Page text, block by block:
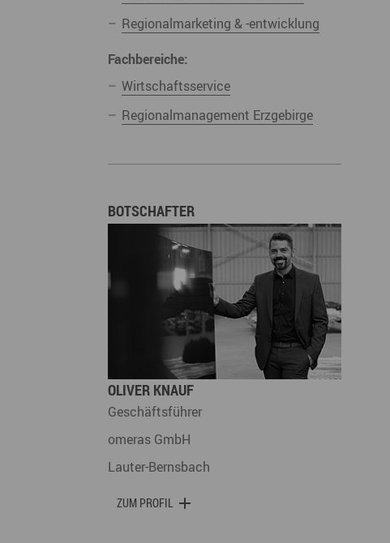
Regionalmarketing & -entwicklung
Fachbereiche:
Wirtschaftsservice
Regionalmanagement Erzgebirge
BOTSCHAFTER
OLIVER KNAUF
Geschäftsführer
omeras GmbH
Lauter-Bernsbach
ZUM PROFIL